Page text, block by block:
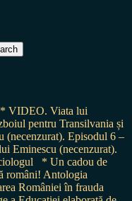
* VIDEO. Viata lui
pentru Transilvania și
Episodul 6 –
Eminescu (necenzurat).
* Un cadou de
români! Antologia
României în frauda